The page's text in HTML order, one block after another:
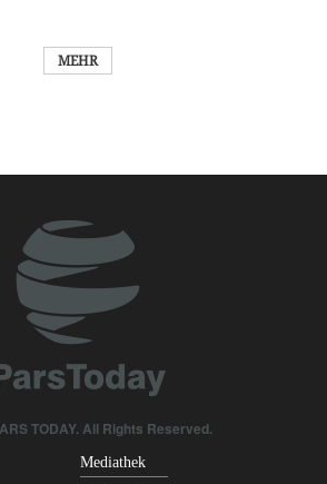
MEHR
TODAY. All Rights Reserved.
Mediathek